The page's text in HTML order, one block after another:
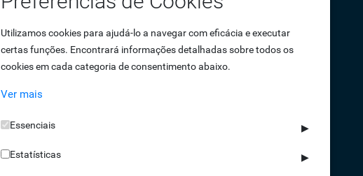
Utilizamos cookies para ajudá-lo a navegar com eficácia e executar
certas funções. Encontrará informações detalhadas sobre todos os
cookies em cada categoria de consentimento abaixo.
Ver mais
Essenciais ▶
Estatísticas ▶